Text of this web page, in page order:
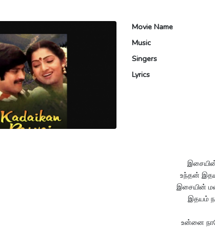
Movie Name
Music
Singers
Lyrics
உந்தன்
இசையின்
இதயம்
உன்னை